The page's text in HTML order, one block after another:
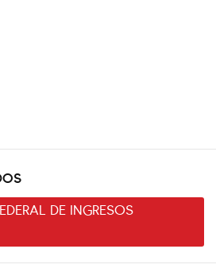
DE INGRESOS